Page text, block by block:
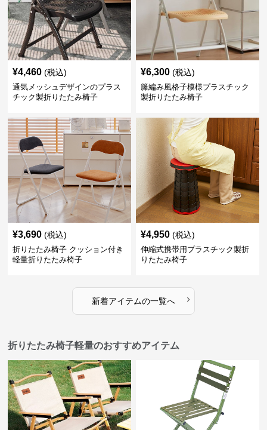
¥4,460 (税込)
通気メッシュデザインのプラス
チック製折りたたみ椅子
¥6,300 (税込)
籐編み風格子模様プラスチック
製折りたたみ椅子
¥3,690 (税込)
折りたたみ椅子 クッション付き
軽量折りたたみ椅子
¥4,950 (税込)
伸縮式携帯用プラスチック製折
りたたみ椅子
新着アイテムの一覧へ ›
折りたたみ椅子軽量のおすすめアイテム